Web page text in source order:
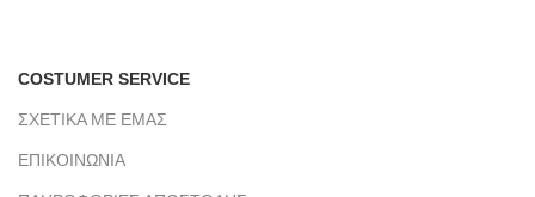
COSTUMER SERVICE
ΣΧΕΤΙΚΑ ΜΕ ΕΜΑΣ
ΕΠΙΚΟΙΝΩΝΙΑ